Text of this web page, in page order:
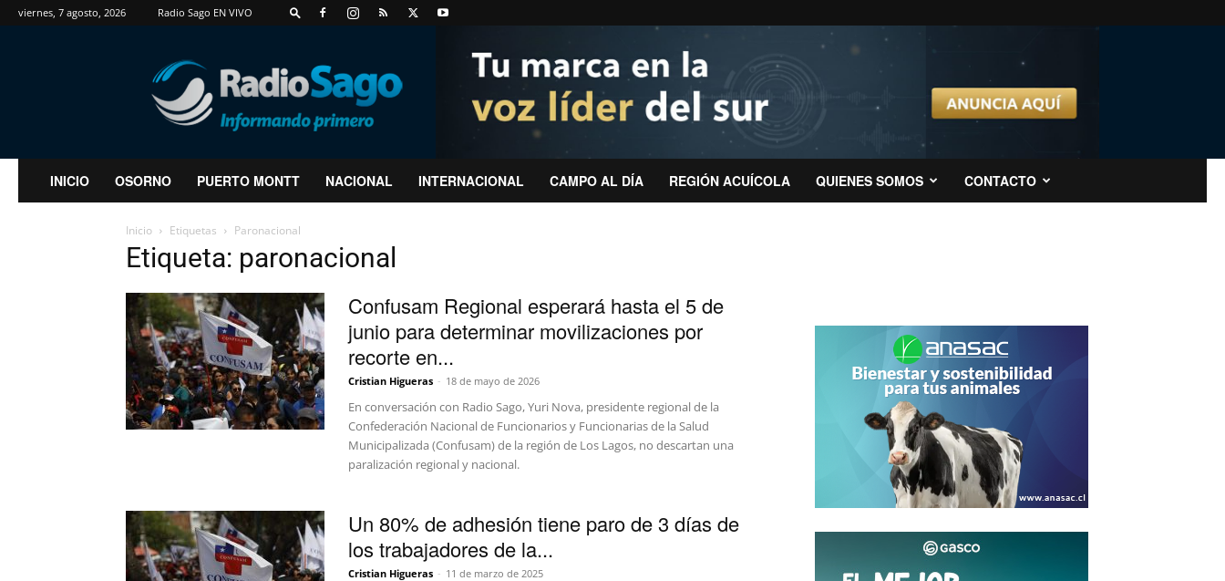
viernes, 7 agosto, 2026 Radio Sago EN VIVO
RadioSago
INICIO OSORNO PUERTO MONTT NACIONAL INTERNACIONAL CAMPO AL DÍA REGIÓN ACUÍCOLA QUIENES SOMOS CONTACTO
Inicio Etiquetas Paronacional
Etiqueta: paronacional
Confusam Regional esperará hasta el 5 de
junio para determinar movilizaciones por
recorte en...
Cristian Higueras - 18 de mayo de 2026
En conversación con Radio Sago, Yuri Nova, presidente regional de la
Confederación Nacional de Funcionarios y Funcionarias de la Salud
Municipalizada (Confusam) de la región de Los Lagos, no descartan una
paralización regional y nacional.
Un 80% de adhesión tiene paro de 3 días de
los trabajadores de la...
Cristian Higueras - 11 de marzo de 2025